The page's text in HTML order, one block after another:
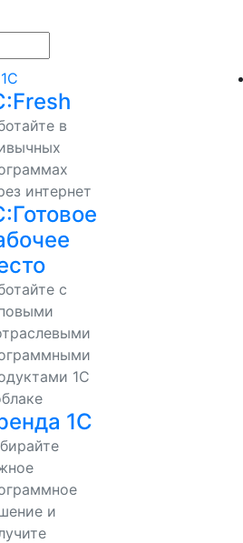
в
интернет
с
1С
1С
и